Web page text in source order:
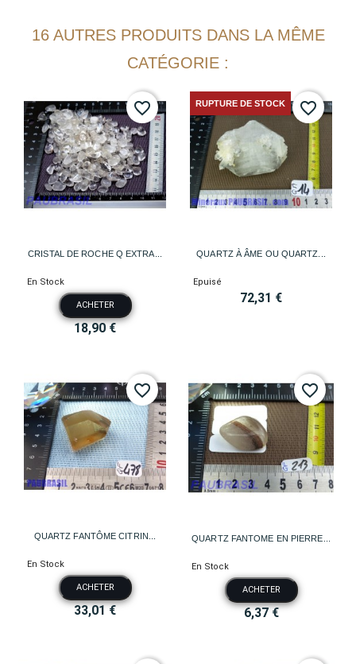
16 AUTRES PRODUITS DANS LA MÊME
CATÉGORIE :
CRISTAL DE ROCHE Q EXTRA...
En Stock
ACHETER
18,90 €
favorite_border
QUARTZ À ÂME OU QUARTZ...
Epuisé
72,31 €
RUPTURE DE STOCK favorite_border
QUARTZ FANTÔME CITRIN...
En Stock
ACHETER
33,01 €
favorite_border
QUARTZ FANTOME EN PIERRE...
En Stock
ACHETER
6,37 €
favorite_border